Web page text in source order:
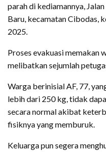
parah di kediamannya,
Baru, kecamatan Cibodas,
2025.
Proses evakuasi memakan
melibatkan sejumlah
Warga berinisial AF, 77,
lebih dari 250 kg, tidak
secara normal akibat
fisiknya yang memburuk.
Keluarga pun segera